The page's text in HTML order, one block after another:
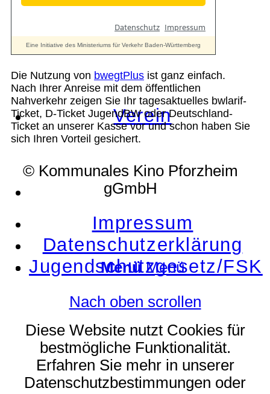
Standort
Verein
Suche
Menü Menü
Die Nutzung von bwegtPlus ist ganz einfach.
Nach Ihrer Anreise mit dem öffentlichen
Nahverkehr zeigen Sie Ihr tagesaktuelles bwlarif-
Ticket, D-Ticket JugendBW oder Deutschland-
Ticket an unserer Kasse vor und schon haben Sie
sich Ihren Vorteil gesichert.
© Kommunales Kino Pforzheim
gGmbH
Impressum
Datenschutzerklärung
Jugendschutzgesetz/FSK
Nach oben scrollen
Diese Website nutzt Cookies für
bestmögliche Funktionalität.
Erfahren Sie mehr in unserer
Datenschutzbestimmungen oder